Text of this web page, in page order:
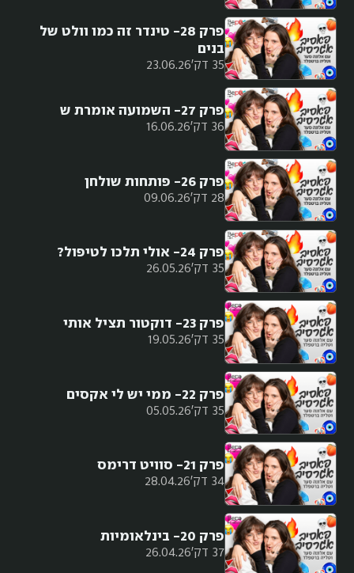
35 דק' 23.06.26
פרק 28- טינדר זה כמו וולט של
בנים
36 דק' 16.06.26
פרק 27- השמועה אומרת ש
28 דק' 09.06.26
פרק 26- פותחות שולחן
35 דק' 26.05.26
פרק 24- אולי תלכו לטיפול?
35 דק' 19.05.26
פרק 23- דוקטור תציל אותי
35 דק' 05.05.26
פרק 22- ממי יש לי אקסים
34 דק' 28.04.26
פרק 21- סוויט דרימס
37 דק' 26.04.26
פרק 20- בינלאומיות